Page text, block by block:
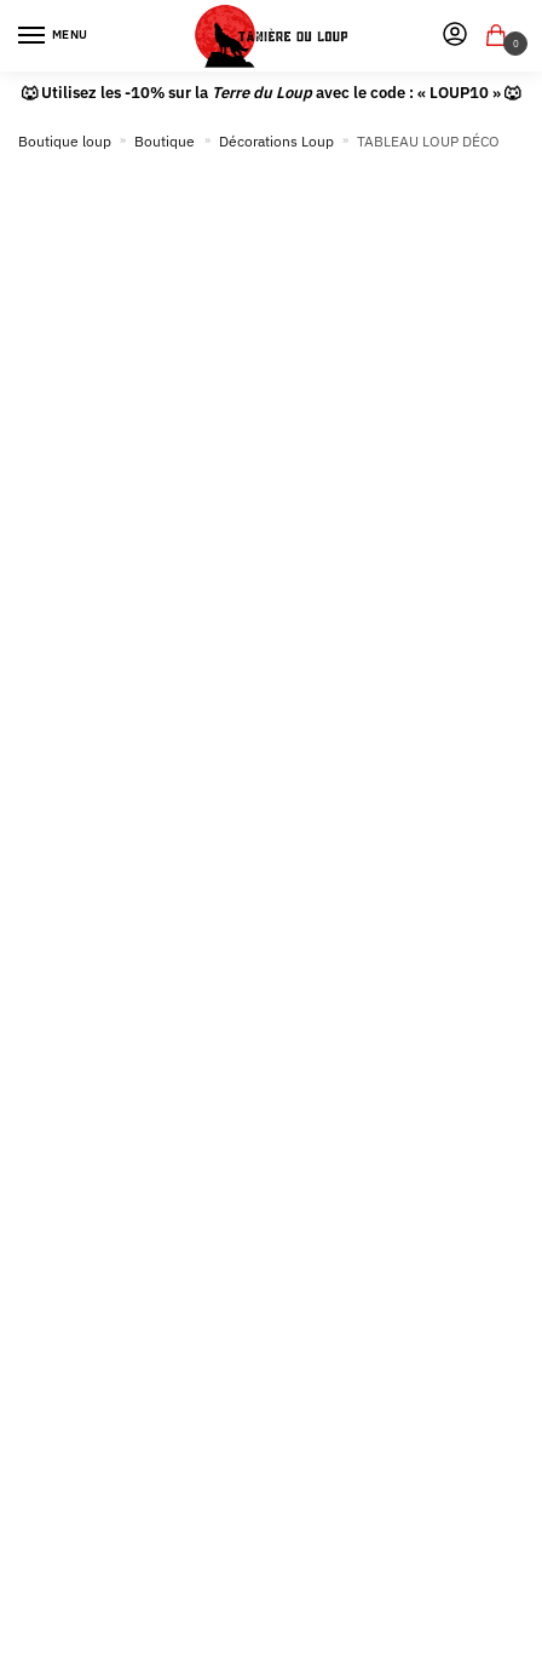
MENU
0
🐺 Utilisez les -10% sur la Terre du Loupavec le code : « LOUP10 » 🐺
Boutique loup » Boutique » Décorations Loup » TABLEAU LOUP DÉCO